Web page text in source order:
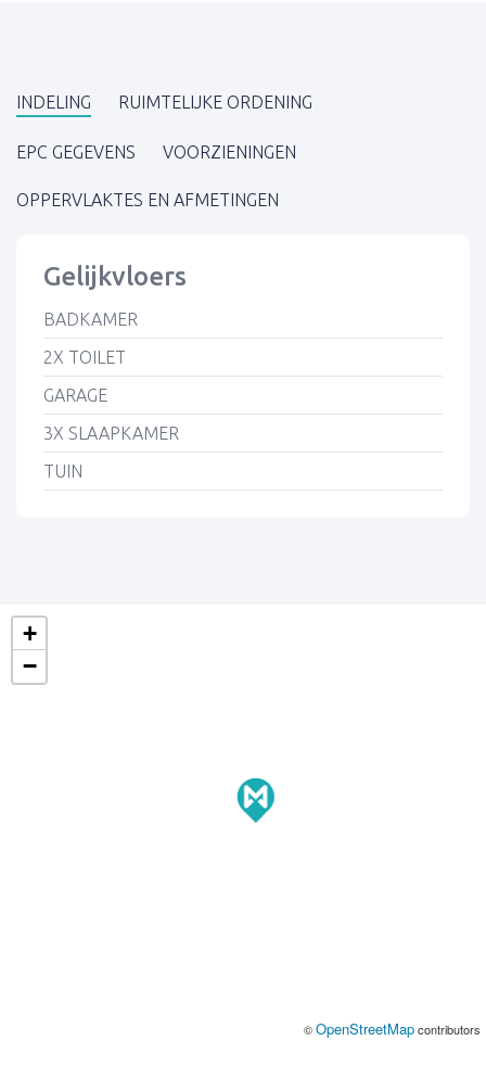
INDELING RUIMTELIJKE ORDENING
EPC GEGEVENS VOORZIENINGEN
OPPERVLAKTES EN AFMETINGEN
Gelijkvloers
BADKAMER
2X TOILET
GARAGE
3X SLAAPKAMER
TUIN
+
−
©OpenStreetMapcontributors